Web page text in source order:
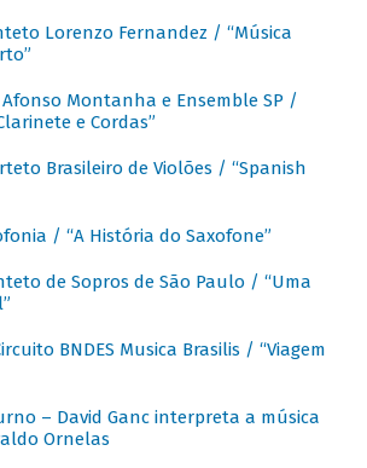
Lorenzo Fernandez / “Música
Afonso Montanha e Ensemble SP /
e Cordas”
Brasileiro de Violões / “Spanish
/ “A História do Saxofone”
de Sopros de São Paulo / “Uma
BNDES Musica Brasilis / “Viagem
– David Ganc interpreta a música
Ornelas